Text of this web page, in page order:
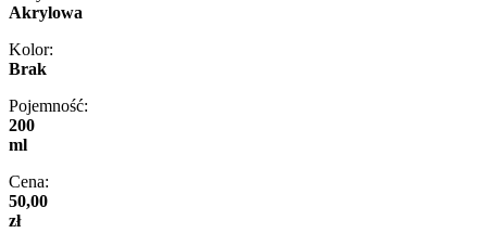
Akrylowa
Kolor:
Brak
Pojemność:
200
ml
Cena:
50,00
zł